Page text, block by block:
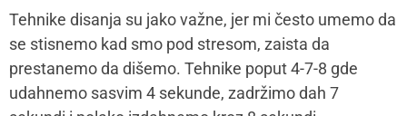
kreativan i izabere ono što njemu najviše prija.